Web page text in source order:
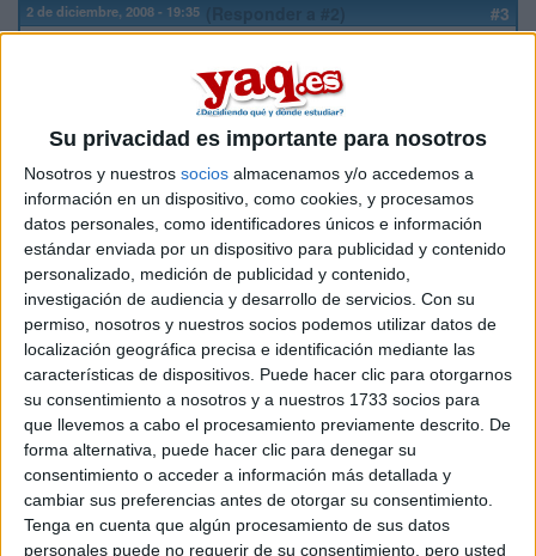
Su privacidad es importante para nosotros
Nosotros y nuestros socios almacenamos y/o accedemos a
información en un dispositivo, como cookies, y procesamos
datos personales, como identificadores únicos e información
estándar enviada por un dispositivo para publicidad y contenido
personalizado, medición de publicidad y contenido,
investigación de audiencia y desarrollo de servicios. Con su
permiso, nosotros y nuestros socios podemos utilizar datos de
localización geográfica precisa e identificación mediante las
características de dispositivos. Puede hacer clic para otorgarnos
su consentimiento a nosotros y a nuestros 1733 socios para
que llevemos a cabo el procesamiento previamente descrito. De
forma alternativa, puede hacer clic para denegar su
consentimiento o acceder a información más detallada y
cambiar sus preferencias antes de otorgar su consentimiento.
Tenga en cuenta que algún procesamiento de sus datos
personales puede no requerir de su consentimiento, pero usted
2 de diciembre, 2008 - 19:35 #3
pues hay mucho, pero lo básico es ir a clase, tomar tus
apuntes, hacer esquemas y estudiarlos. Luego, cada uno
repasa como quiere. Yo me preparo exámenes y respondo a
las preguntas en voz alta o los escribo, así no me aburro, pq
me da una pereza ponerme a estudiar
sin límites, sin barreras insalvables
Inicio Inicia sesiónoregístrate para enviar comentarios
22 de diciembre, 2008 - 17:42 #4
Otka
Desconectado
Hola!! pues mira yo soy otra en el mismo curso y creo que lo
mejor es hacerse un esquema, un resumen o algí así
diariamente de lo que hayas dado en clase. Así te
encontrarás con que ya has repasado lo que has dado,
habrás comprobado si lo entiendes y tendrás un resumen
hecho.